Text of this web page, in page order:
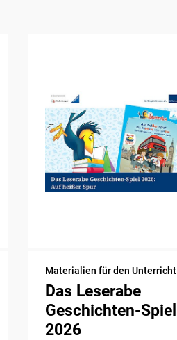
Materialien für den Unterricht
Das Leserabe
Geschichten-Spiel
2026